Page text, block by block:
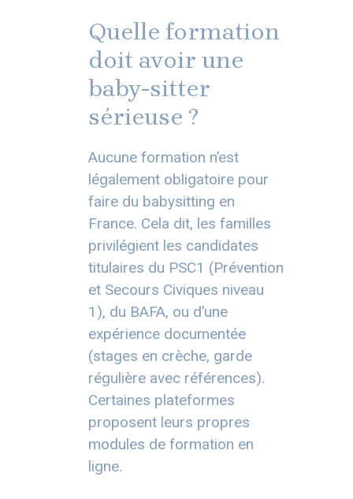
Quelle formation
doit avoir une
baby-sitter
sérieuse ?
Aucune formation n’est
légalement obligatoire pour
faire du babysitting en
France. Cela dit, les familles
privilégient les candidates
titulaires du PSC1 (Prévention
et Secours Civiques niveau
1), du BAFA, ou d’une
expérience documentée
(stages en crèche, garde
régulière avec références).
Certaines plateformes
proposent leurs propres
modules de formation en
ligne.